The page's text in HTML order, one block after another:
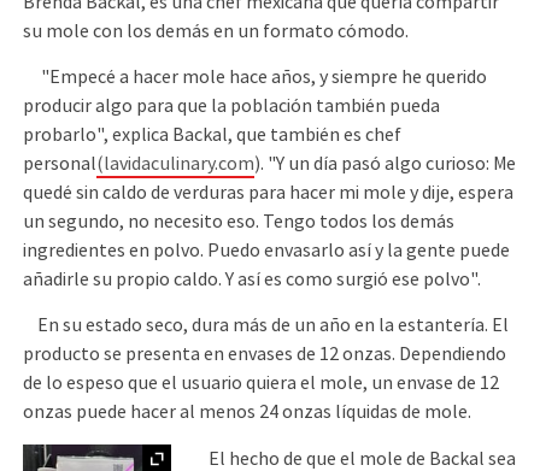
su mole con los demás en un formato cómodo.
"Empecé a hacer mole hace años, y siempre he querido
producir algo para que la población también pueda
probarlo", explica Backal, que también es chef
personal(lavidaculinary.com). "Y un día pasó algo curioso: Me
quedé sin caldo de verduras para hacer mi mole y dije, espera
un segundo, no necesito eso. Tengo todos los demás
ingredientes en polvo. Puedo envasarlo así y la gente puede
añadirle su propio caldo. Y así es como surgió ese polvo".
En su estado seco, dura más de un año en la estantería. El
producto se presenta en envases de 12 onzas. Dependiendo
de lo espeso que el usuario quiera el mole, un envase de 12
onzas puede hacer al menos 24 onzas líquidas de mole.
Ampliar
El hecho de que el mole de Backal sea